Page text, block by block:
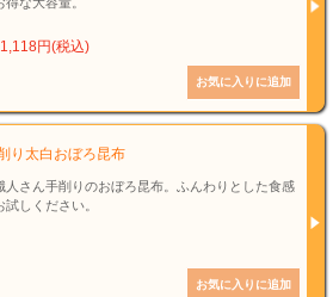
円(税込)
り太白おぼろ昆布
人さん手削りのおぼろ昆布。ふんわりとした食感
試しください。